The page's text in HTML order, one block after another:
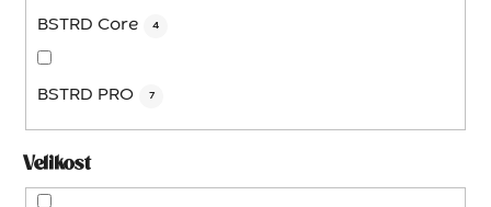
BSTRD Core 4
BSTRD PRO 7
Velikost